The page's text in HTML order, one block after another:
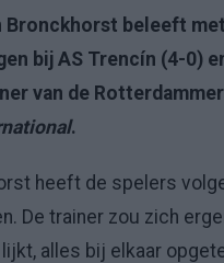
Bronckhorst beleeft
bij AS Trencín (4-0)
van de
.
heeft de spelers
De trainer zou zich
alles bij elkaar